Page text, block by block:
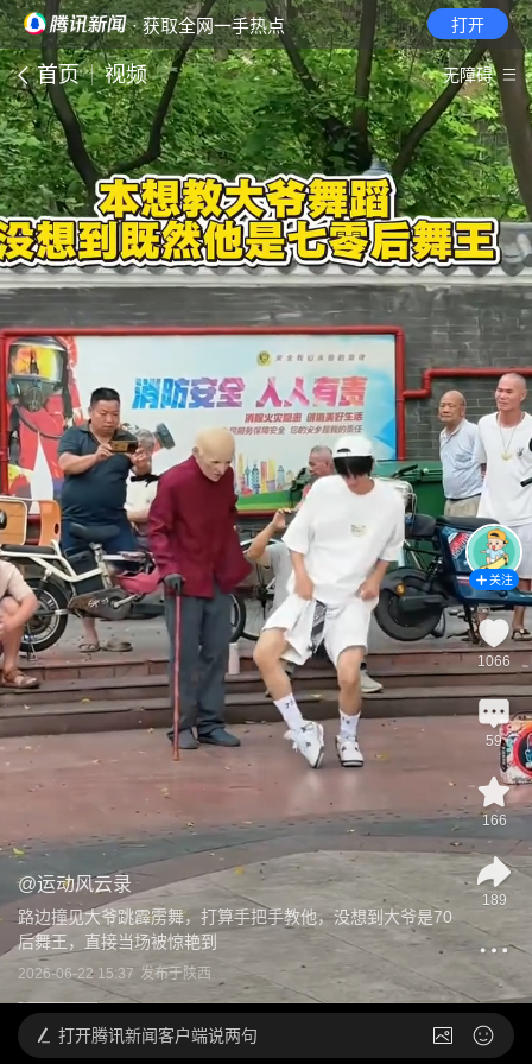
· 获取全网一手热点 打开
首页 视频 无障碍
@运动风云录
路边撞见大爷跳霹雳舞，打算手把手教他，没想到大爷是70
后舞王，直接当场被惊艳到
2026-06-22 15:37 发布于 陕西
关注
1066
59
166
189
打开腾讯新闻客户端说两句